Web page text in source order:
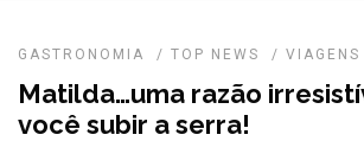
GASTRONOMIA / TOP NEWS / VIAGENS
Matilda…uma razão
você subir a serra!